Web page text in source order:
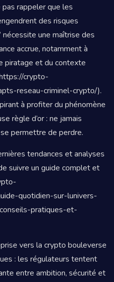
rappeler que les
des risques
une maîtrise des
accrue, notamment à
piratage et du contexte
crypto-
reseau-criminel-crypto/).
à profiter du phénomène
règle d’or : ne jamais
permettre de perdre.
tendances et analyses
suivre un guide complet et
quotidien-sur-lunivers-
pratiques-et-
vers la crypto bouleverse
: les régulateurs tentent
entre ambition, sécurité et